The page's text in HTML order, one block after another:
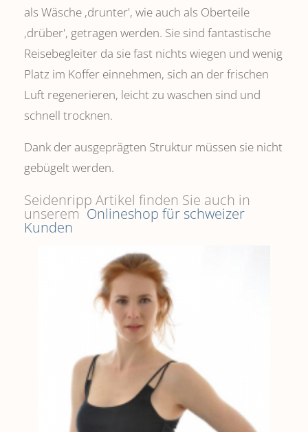
als Wäsche ,drunter', wie auch als Oberteile
‚drüber', getragen werden. Sie sind fantastische
Reisebegleiter da sie fast nichts wiegen und wenig
Platz im Koffer einnehmen, sich an der frischen
Luft regenerieren, leicht zu waschen sind und
schnell trocknen.
Dank der ausgeprägten Struktur müssen sie nicht
gebügelt werden.
Seidenripp Artikel finden Sie auch in
unserem Onlineshop für schweizer
Kunden